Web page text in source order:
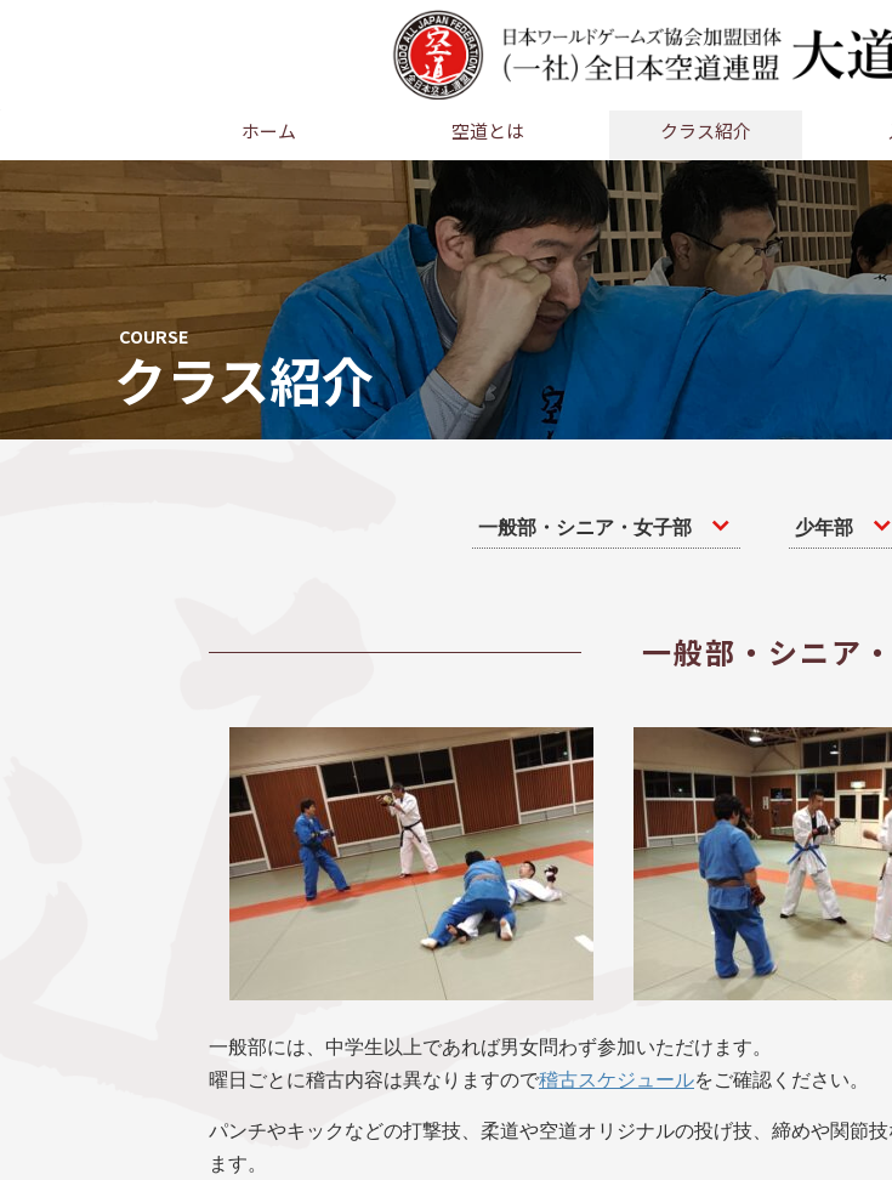
ホーム 空道とは クラス紹介
COURSE
クラス紹介
一般部・シニア・女子部 少年部
一般部・シニア
一般部には、中学生以上であれば男女問わず参加いただけます。
曜日ごとに稽古内容は異なりますので稽古スケジュールをご確認ください。
パンチやキックなどの打撃技、柔道や空道オリジナルの投げ技、締めや関節
ます。